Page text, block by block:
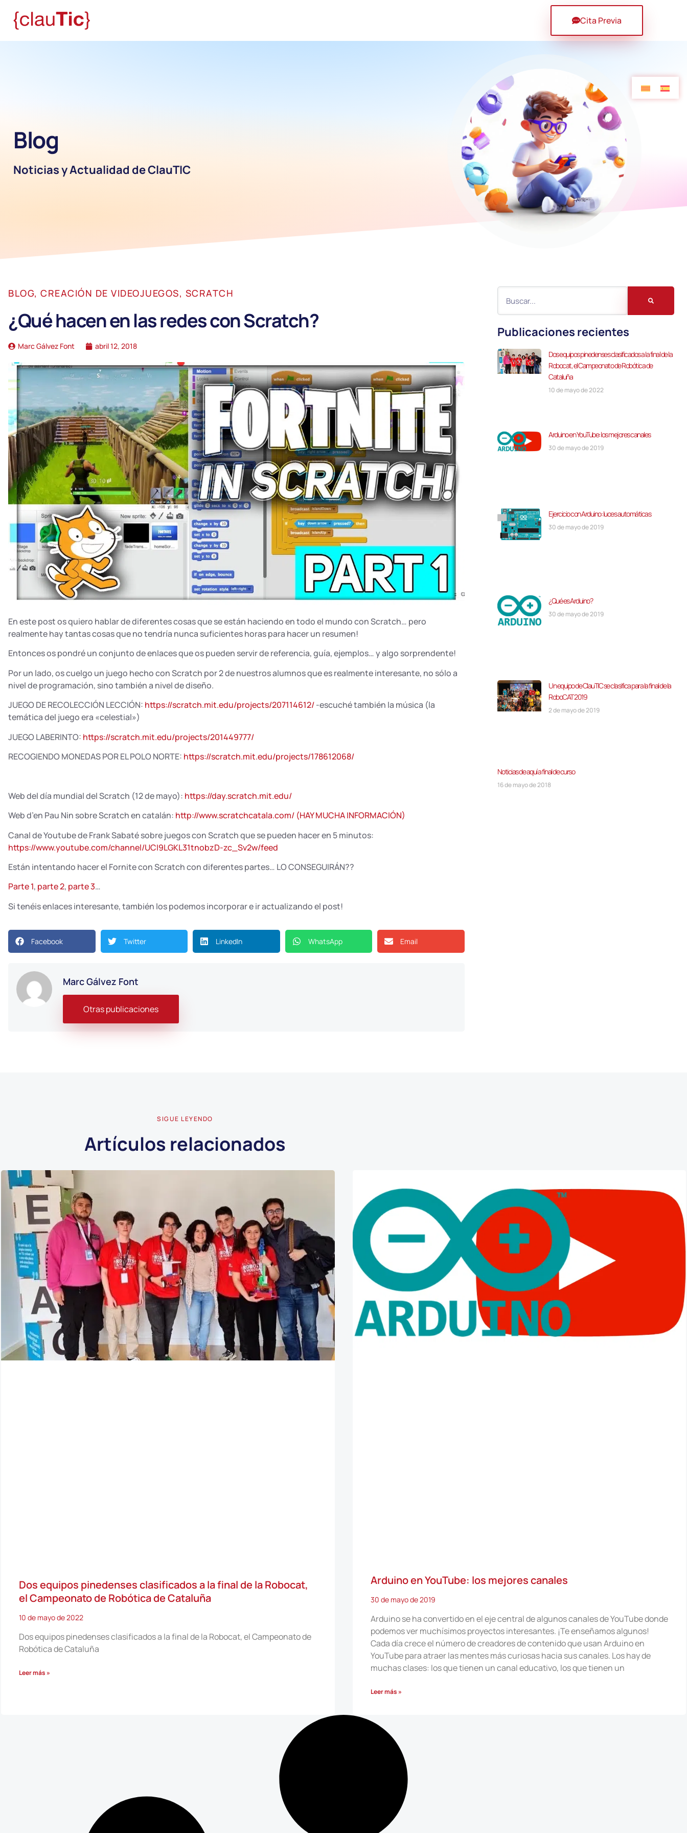
Cita Previa
Blog
Noticias y Actualidad de ClauTIC
BLOG, CREACIÓN DE VIDEOJUEGOS, SCRATCH
¿Qué hacen en las redes con Scratch?
Marc Gálvez Font abril 12, 2018
En este post os quiero hablar de diferentes cosas que se están haciendo en todo el mundo con Scratch… pero
realmente hay tantas cosas que no tendría nunca suficientes horas para hacer un resumen!
Entonces os pondré un conjunto de enlaces que os pueden servir de referencia, guía, ejemplos… y algo sorprendente!
Por un lado, os cuelgo un juego hecho con Scratch por 2 de nuestros alumnos que es realmente interesante, no sólo a
nivel de programación, sino también a nivel de diseño.
JUEGO DE RECOLECCIÓN LECCIÓN: https://scratch.mit.edu/projects/207114612/-escuché también la música (la
temática del juego era «celestial»)
JUEGO LABERINTO: https://scratch.mit.edu/projects/201449777/
RECOGIENDO MONEDAS POR EL POLO NORTE: https://scratch.mit.edu/projects/178612068/
Web del día mundial del Scratch (12 de mayo): https://day.scratch.mit.edu/
Web d’en Pau Nin sobre Scratch en catalán: http://www.scratchcatala.com/ (HAY MUCHA INFORMACIÓN)
Canal de Youtube de Frank Sabaté sobre juegos con Scratch que se pueden hacer en 5 minutos:
https://www.youtube.com/channel/UCI9LGKL31tnobzD-zc_Sv2w/feed
Están intentando hacer el Fornite con Scratch con diferentes partes… LO CONSEGUIRÁN??
Parte 1, parte 2, parte 3…
Si tenéis enlaces interesante, también los podemos incorporar e ir actualizando el post!
Facebook Twitter LinkedIn WhatsApp Email
Marc Gálvez Font
Otras publicaciones
Publicaciones recientes
Dos equipos pinedenses clasificados a la final de la
Robocat, el Campeonato de Robótica de
Cataluña
10 de mayo de 2022
Arduino en YouTube: los mejores canales
30 de mayo de 2019
Ejercicio con Arduino: luces automáticas
30 de mayo de 2019
¿Qué es Arduino?
30 de mayo de 2019
Un equipo de ClauTIC se clasifica para la final de la
RoboCAT 2019
2 de mayo de 2019
Noticias de aquí a final de curso
16 de mayo de 2018
SIGUE LEYENDO
Artículos relacionados
Dos equipos pinedenses clasificados a la final de la Robocat,
el Campeonato de Robótica de Cataluña
10 de mayo de 2022
Dos equipos pinedenses clasificados a la final de la Robocat, el Campeonato de
Robótica de Cataluña
Leer más »
Arduino en YouTube: los mejores canales
30 de mayo de 2019
Arduino se ha convertido en el eje central de algunos canales de YouTube donde
podemos ver muchísimos proyectos interesantes. ¡Te enseñamos algunos!
Cada día crece el número de creadores de contenido que usan Arduino en
YouTube para atraer las mentes más curiosas hacia sus canales. Los hay de
muchas clases: los que tienen un canal educativo, los que tienen un
Leer más »